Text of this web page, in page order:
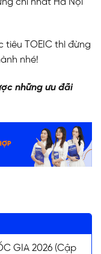
chỉ nhất Hà Nội
tiêu TOEIC thì đừng
nhé!
những ưu đãi
GIA 2026 (Cập